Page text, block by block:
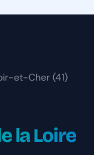
et-Cher (41)
la Loire